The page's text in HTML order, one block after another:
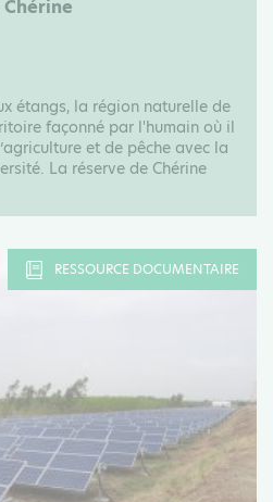
étangs, la région naturelle de
façonné par l'humain où il
et de pêche avec la
La réserve de Chérine
RESSOURCE DOCUMENTAIRE